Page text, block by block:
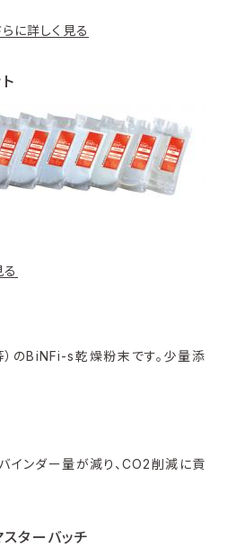
に詳しく見る
のBiNFi-s乾燥粉末です。少量添
インダー量が減り、CO2削減に貢
ターバッチ